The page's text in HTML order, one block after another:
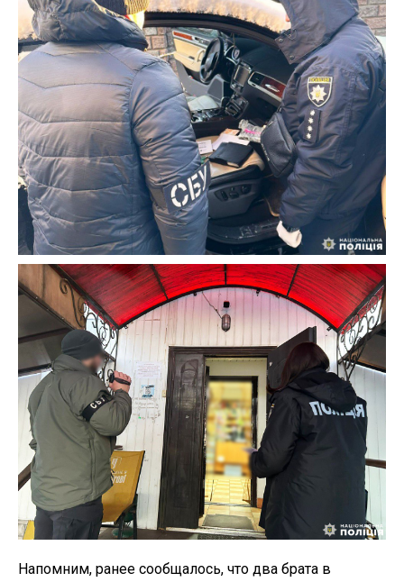
Напомним, ранее сообщалось, что два брата в